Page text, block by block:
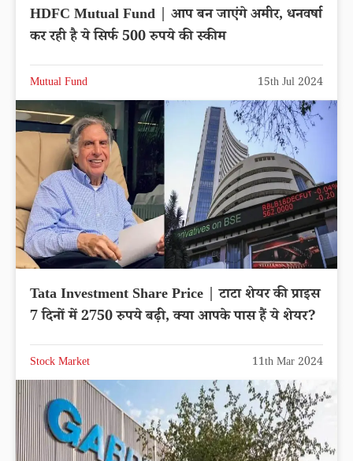
HDFC Mutual Fund | आप बन जाएंगे अमीर, धनवर्षा
कर रही है ये सिर्फ 500 रुपये की स्कीम
Mutual Fund 15th Jul 2024
Tata Investment Share Price | टाटा शेयर की प्राइस
7 दिनों में 2750 रुपये बढ़ी, क्या आपके पास हैं ये शेयर?
Stock Market 11th Mar 2024